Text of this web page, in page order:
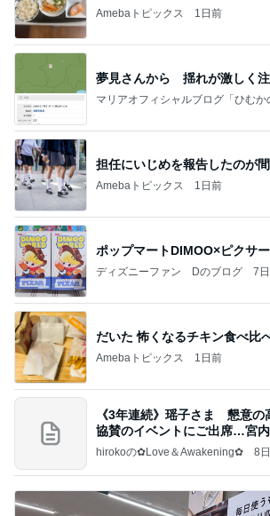
Amebaトピックス 1日前
夢見さんから 揺れが激しく注
マリアオフィシャルブログ「ひむか
担任にいじめを報告したのが
Amebaトピックス 1日前
ポップマートDIMOO×ピクサ
ディズニーファン Dのブログ 7
だいた 怖くなるチキン食べ比
Amebaトピックス 1日前
《3年連続》瑶子さま 懇意の
協賛のイベントにご出席…宮
すぎ
hirokoの✿Love＆Awakening✿ 8